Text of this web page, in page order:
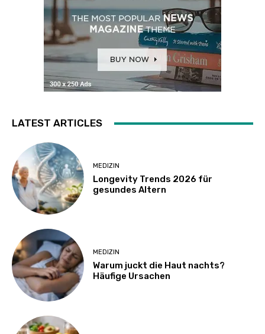
LATEST ARTICLES
MEDIZIN
Longevity Trends 2026 für
gesundes Altern
MEDIZIN
Warum juckt die Haut nachts?
Häufige Ursachen